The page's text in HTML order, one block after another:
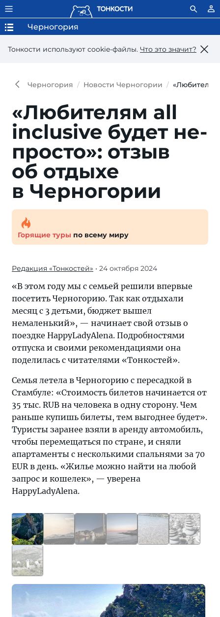
Тонкости используют сookie-файлы. Что это значит?
Черногория
Черногория Новости Черногории «Любителям
«Любителям all
inclusive будет не­
просто»: отзыв
об отды­хе
в Черногории
Горящие туры по всему миру
Редакция «Тонкостей» • 24 октября 2024
«В этом году мы с семьей решили впервые
посетить Черногорию. Так как отдыхали
месяц с 3 детьми, бюджет вышел
немаленький», — начинает свой отзыв о
поездке HappyLadyAlena. Подробностями
отпуска и своими рекомендациями она
поделилась с читателями «Тонкостей».
Семья летела в Черногорию с пересадкой в
Стамбуле: «Стоимость билетов начинается от
35 тыс. RUB на человека в одну сторону. Чем
раньше купишь билеты, тем выгоднее будет».
Туристы заранее взяли в аренду автомобиль,
чтобы перемещаться по стране, и сняли
апартаменты с несколькими спальнями за 70
EUR в день. «Жилье можно найти на любой
запрос и кошелек», — уверена
HappyLadyAlena.